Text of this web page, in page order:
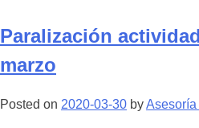
Paralización
marzo
Posted on 2020-03-30 by